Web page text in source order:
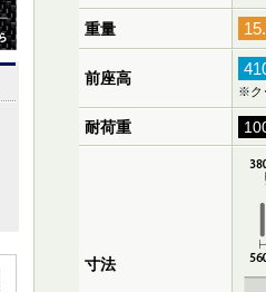
重量
前座高
※ク
耐荷重
寸法